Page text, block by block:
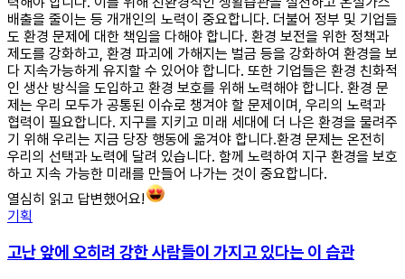
배출을 줄이는 등 개개인의 노력이 중요합니다. 더불어 정부 및 기업들
도 환경 문제에 대한 책임을 다해야 합니다. 환경 보전을 위한 정책과
제도를 강화하고, 환경 파괴에 가해지는 벌금 등을 강화하여 환경을 보
다 지속가능하게 유지할 수 있어야 합니다. 또한 기업들은 환경 친화적
인 생산 방식을 도입하고 환경 보호를 위해 노력해야 합니다. 환경 문
제는 우리 모두가 공통된 이슈로 챙겨야 할 문제이며, 우리의 노력과
협력이 필요합니다. 지구를 지키고 미래 세대에 더 나은 환경을 물려주
기 위해 우리는 지금 당장 행동에 옮겨야 합니다.환경 문제는 온전히
우리의 선택과 노력에 달려 있습니다. 함께 노력하여 지구 환경을 보호
하고 지속 가능한 미래를 만들어 나가는 것이 중요합니다.
열심히 읽고 답변했어요!
기획
고난 앞에 오히려 강한 사람들이 가지고 있다는 이 습관